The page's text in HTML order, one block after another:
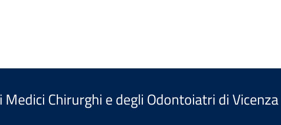
Chirurghi e degli Odontoiatri di Vicenza